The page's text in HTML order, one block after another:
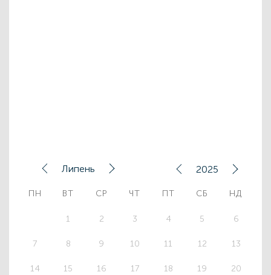
ПН ВТ СР ЧТ ПТ СБ НД
1 2 3 4 5 6
7 8 9 10 11 12 13
14 15 16 17 18 19 20
Липень 2025